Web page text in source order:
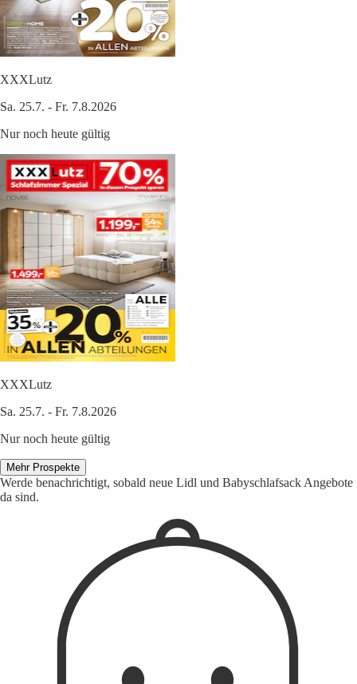
XXXLutz
Sa. 25.7. - Fr. 7.8.2026
Nur noch heute gültig
XXXLutz
Sa. 25.7. - Fr. 7.8.2026
Nur noch heute gültig
Mehr Prospekte
Werde benachrichtigt, sobald neue Lidl und Babyschlafsack Angebote
da sind.